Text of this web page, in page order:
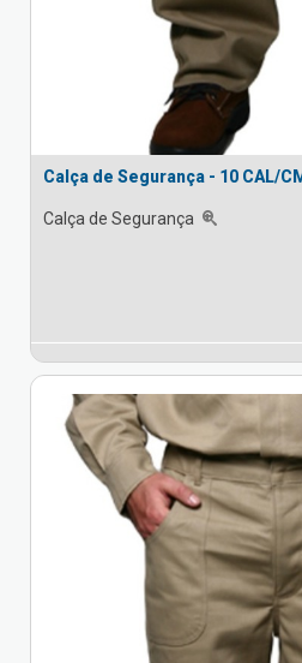
Calça de Segurança - 10 CAL/
Calça de Segurança